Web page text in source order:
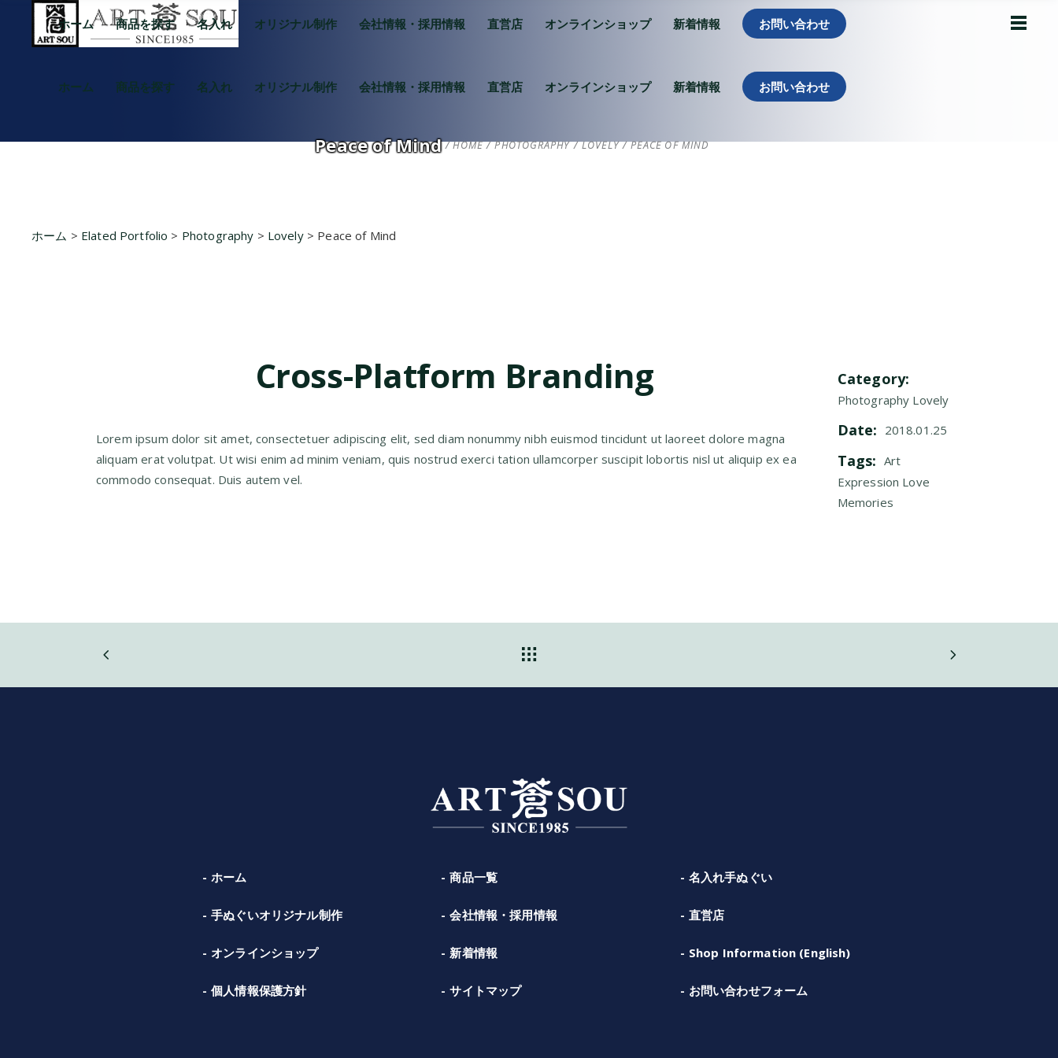
ホーム 商品を探す 名入れ オリジナル制作 会社情報・採用情報 直営店 オンラインショップ 新着情報 お問い合わせ
ホーム 商品を探す 名入れ オリジナル制作 会社情報・採用情報 直営店 オンラインショップ 新着情報 お問い合わせ
Peace of Mind HOME / PHOTOGRAPHY / LOVELY / PEACE OF MIND
ホーム > Elated Portfolio > Photography > Lovely> Peace of Mind
Cross-Platform Branding
Lorem ipsum dolor sit amet, consectetuer adipiscing elit, sed diam nonummy nibh euismod tincidunt ut laoreet dolore magna
aliquam erat volutpat. Ut wisi enim ad minim veniam, quis nostrud exerci tation ullamcorper suscipit lobortis nisl ut aliquip ex ea
commodo consequat. Duis autem vel.
Category:
Photography Lovely
Date: 2018.01.25
Tags: Art
Expression Love
Memories
ホーム 商品一覧 名入れ手ぬぐい
手ぬぐいオリジナル制作 会社情報・採用情報 直営店
オンラインショップ 新着情報 Shop Information (English)
個人情報保護方針 サイトマップ お問い合わせフォーム